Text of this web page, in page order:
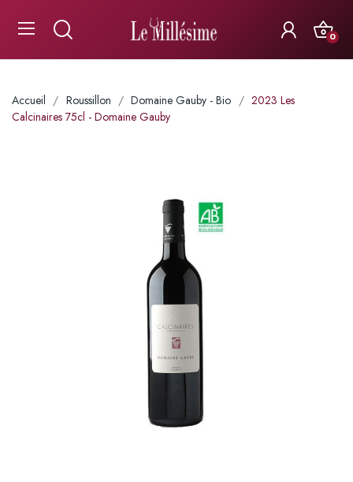
0
Accueil Roussillon Domaine Gauby - Bio
2023 Les
Calcinaires 75cl - Domaine Gauby